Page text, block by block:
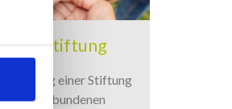
Stiftung
einer Stiftung
verbundenen